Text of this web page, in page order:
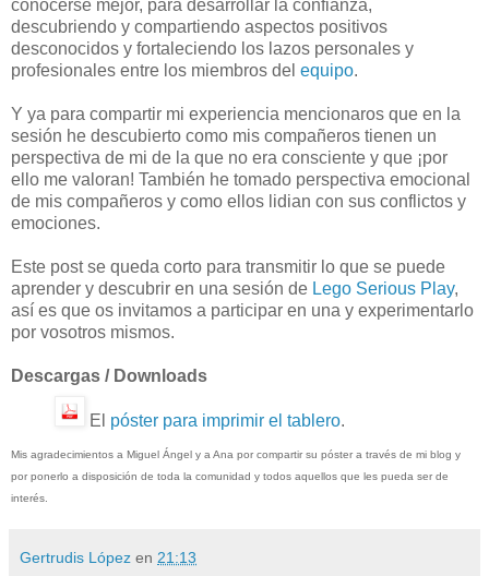
conocerse mejor, para desarrollar la confianza,
descubriendo y compartiendo aspectos positivos
desconocidos y fortaleciendo los lazos personales y
profesionales entre los miembros del equipo.
Y ya para compartir mi experiencia mencionaros que en la
sesión he descubierto como mis compañeros tienen un
perspectiva de mi de la que no era consciente y que ¡por
ello me valoran! También he tomado perspectiva emocional
de mis compañeros y como ellos lidian con sus conflictos y
emociones.
Este post se queda corto para transmitir lo que se puede
aprender y descubrir en una sesión de Lego Serious Play,
así es que os invitamos a participar en una y experimentarlo
por vosotros mismos.
Descargas / Downloads
El póster para imprimir el tablero.
Mis agradecimientos a Miguel Ángel y a Ana por compartir su póster a través de mi blog y
por ponerlo a disposición de toda la comunidad y todos aquellos que les pueda ser de
interés.
Gertrudis López en 21:13